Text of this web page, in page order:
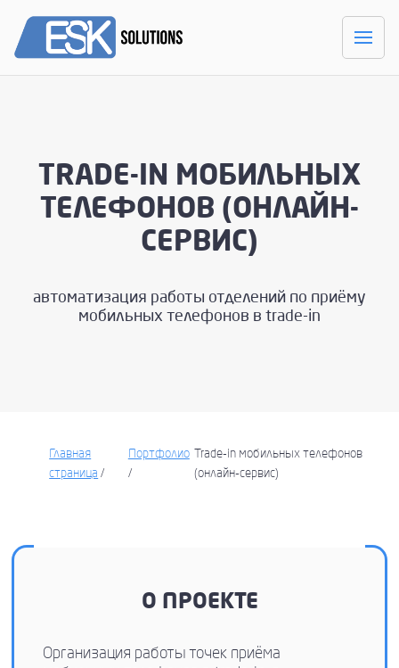
TRADE-IN МОБИЛЬНЫХ
ТЕЛЕФОНОВ (ОНЛАЙН-
СЕРВИС)
автоматизация работы отделений по приёму
мобильных телефонов в trade-in
Главная
страница /
Портфолио
/
Trade-in мобильных телефонов
(онлайн-сервис)
О ПРОЕКТЕ
Организация работы точек приёма